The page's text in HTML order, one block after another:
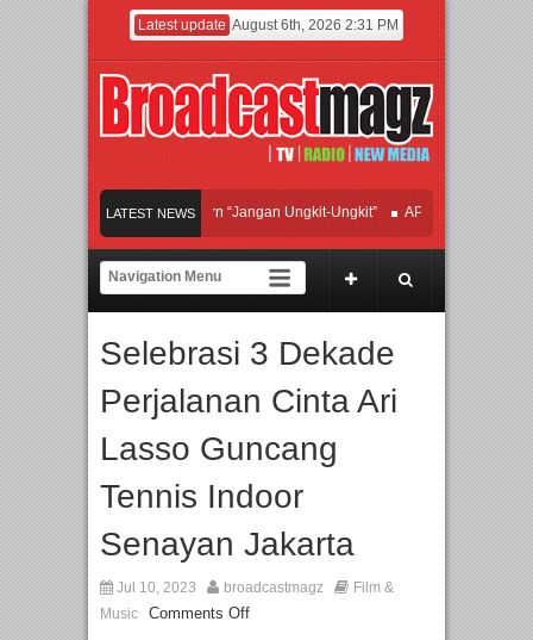
Latest update August 6th, 2026 2:31 PM
LATEST NEWS
Hadirkan Hipdut Modern “Jangan Ungkit-Ungkit” APMF 2026 Dorong
Perpaduan Warisan Dan Semangat Lokal, BIRKENSTOCK INDONESIA
Orchestra Presents The Beatles & Queen – feat. Marcello Tahitoe dan
Selebrasi 3 Dekade
Perjalanan Cinta Ari
Lasso Guncang
Tennis Indoor
Senayan Jakarta
Jul 10, 2023 broadcastmagz
Film &
Music
Comments Off